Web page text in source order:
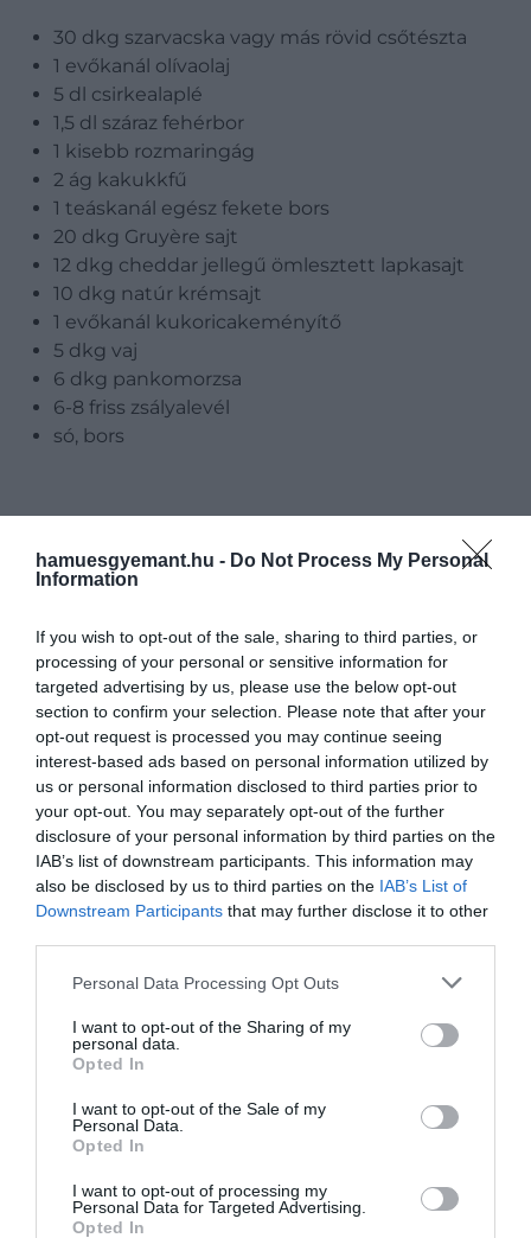
hamuesgyemant.hu - Do Not Process My Personal
Information
If you wish to opt-out of the sale, sharing to third parties, or
processing of your personal or sensitive information for
targeted advertising by us, please use the below opt-out
section to confirm your selection. Please note that after your
opt-out request is processed you may continue seeing
interest-based ads based on personal information utilized by
us or personal information disclosed to third parties prior to
your opt-out. You may separately opt-out of the further
disclosure of your personal information by third parties on the
IAB’s list of downstream participants. This information may
also be disclosed by us to third parties on the IAB’s List of
Downstream Participants that may further disclose it to other
Please note that this website/app uses one or more Google
not limited to your visit or usage behaviour. You may click to
grant or deny consent to Google and its third-party tags to
use your data for below specified purposes in below Google
consent section.
Personal Data Processing Opt Outs
I want to opt-out of the Sharing of my
personal data.
Opted In
I want to opt-out of the Sale of my
Personal Data.
Opted In
I want to opt-out of processing my
Personal Data for Targeted Advertising.
Opted In
30 dkg szarvacska vagy más rövid csőtészta
1 evőkanál olívaolaj
5 dl csirkealaplé
1,5 dl száraz fehérbor
1 kisebb rozmaringág
2 ág kakukkfű
1 teáskanál egész fekete bors
20 dkg Gruyère sajt
12 dkg cheddar jellegű ömlesztett lapkasajt
10 dkg natúr krémsajt
1 evőkanál kukoricakeményítő
5 dkg vaj
6 dkg pankomorzsa
6-8 friss zsályalevél
só, bors
Még több recept!
Így készül az igazi genovai focaccia –
recept!
Elkészítés:
félpuhára főzzük. Leszűrjük, majd az olívaolajjal
átforgatjuk, hogy ne tapadjon össze.
A csirkealaplevet lábasba öntjük, hozzáadjuk a
rozmaringot, a kakukkfüvet és az egész fekete
borsot, majd gyöngyözés közeli hőfokon 20-25
percig melegítjük, hogy átvegye a fűszerek ízét.
Ezután leszűrjük.